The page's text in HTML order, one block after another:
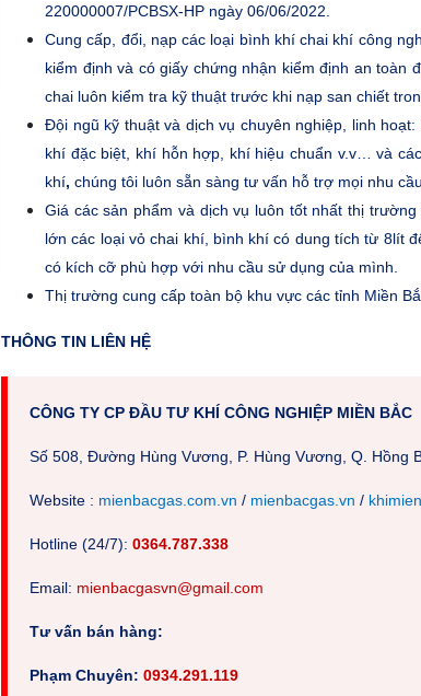
220000007/PCBSX-HP ngày 06/06/2022.
Cung cấp, đổi, nạp các loại bình khí chai khí công
kiểm định và có giấy chứng nhận kiểm định an toàn
chai luôn kiểm tra kỹ thuật trước khi nạp san chiết
Đội ngũ kỹ thuật và dịch vụ chuyên nghiệp, linh
khí đặc biệt, khí hỗn hợp, khí hiệu chuẩn v.v… và
khí, chúng tôi luôn sẵn sàng tư vấn hỗ trợ mọi nhu
Giá các sản phẩm và dịch vụ luôn tốt nhất thị
lớn các loại vỏ chai khí, bình khí có dung tích từ 8lít
có kích cỡ phù hợp với nhu cầu sử dụng của mình.
Thị trường cung cấp toàn bộ khu vực các tỉnh Miền
THÔNG TIN LIÊN HỆ
CÔNG TY CP ĐẦU TƯ KHÍ CÔNG NGHIỆP MIỀN BẮC
Số 508, Đường Hùng Vương, P. Hùng Vương, Q. Hồng
Website : mienbacgas.com.vn / mienbacgas.vn /
Hotline (24/7): 0364.787.338
Email: mienbacgasvn@gmail.com
Tư vấn bán hàng:
Phạm Chuyên: 0934.291.119